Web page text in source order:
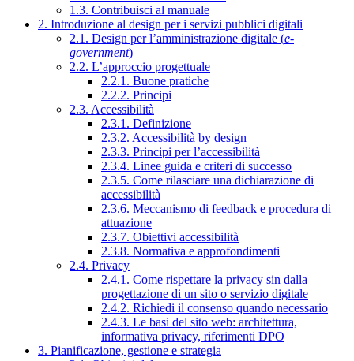
1.3. Contribuisci al manuale
2. Introduzione al design per i servizi pubblici digitali
2.1. Design per l’amministrazione digitale (e-
government)
2.2. L’approccio progettuale
2.2.1. Buone pratiche
2.2.2. Principi
2.3. Accessibilità
2.3.1. Definizione
2.3.2. Accessibilità by design
2.3.3. Principi per l’accessibilità
2.3.4. Linee guida e criteri di successo
2.3.5. Come rilasciare una dichiarazione di
accessibilità
2.3.6. Meccanismo di feedback e procedura di
attuazione
2.3.7. Obiettivi accessibilità
2.3.8. Normativa e approfondimenti
2.4. Privacy
2.4.1. Come rispettare la privacy sin dalla
progettazione di un sito o servizio digitale
2.4.2. Richiedi il consenso quando necessario
2.4.3. Le basi del sito web: architettura,
informativa privacy, riferimenti DPO
3. Pianificazione, gestione e strategia